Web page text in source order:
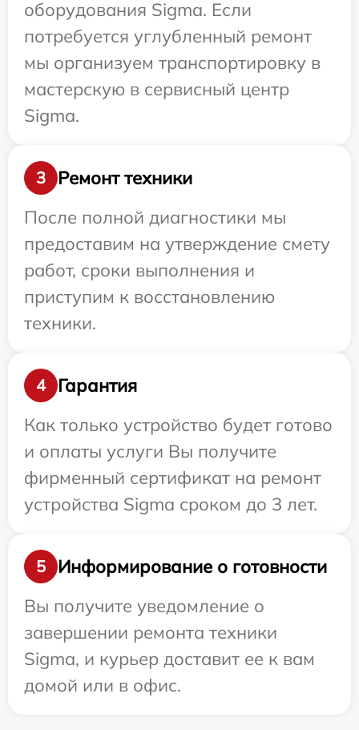
оборудования Sigma. Если
потребуется углубленный ремонт
мы организуем транспортировку в
мастерскую в сервисный центр
Sigma.
3
Ремонт техники
После полной диагностики мы
предоставим на утверждение смету
работ, сроки выполнения и
приступим к восстановлению
техники.
4
Гарантия
Как только устройство будет готово
и оплаты услуги Вы получите
фирменный сертификат на ремонт
устройства Sigma сроком до 3 лет.
5
Информирование о готовности
Вы получите уведомление о
завершении ремонта техники
Sigma, и курьер доставит ее к вам
домой или в офис.